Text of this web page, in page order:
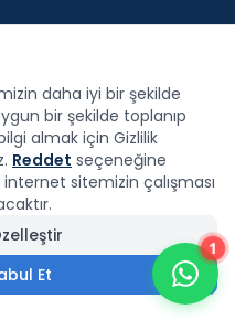
1
Ekle
daha iyi bir şekilde
bir şekilde toplanıp
almak için Gizlilik
Reddet seçeneğine
internet sitemizin çalışması
Et